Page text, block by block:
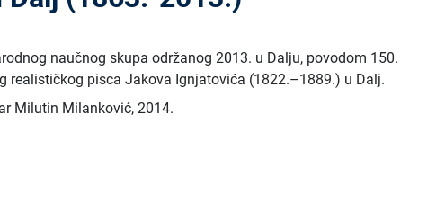
naučnog skupa održanog 2013. u Dalju, povodom 150.
realističkog pisca Jakova Ignjatovića (1822.–1889.) u Dalj.
Milutin Milanković,2014.